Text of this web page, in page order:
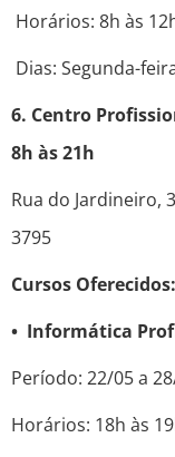
Horários: 8h às
Dias: Segunda-
6. Centro
8h às 21h
Rua do Jardineiro,
3795
Cursos Oferecidos:
• Informática
Período: 22/05 a
Horários: 18h às